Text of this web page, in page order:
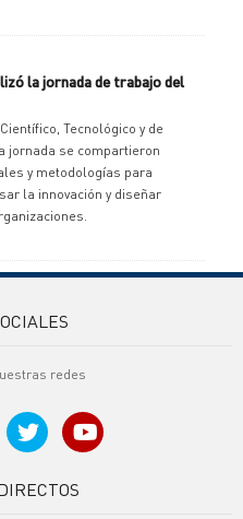
la jornada de trabajo del
Tecnológico y de
jornada se compartieron
y metodologías para
la innovación y diseñar
redes